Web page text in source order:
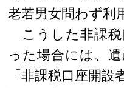
老若男女問わず利
こうした非課税
った場合には、
「非課税口座開